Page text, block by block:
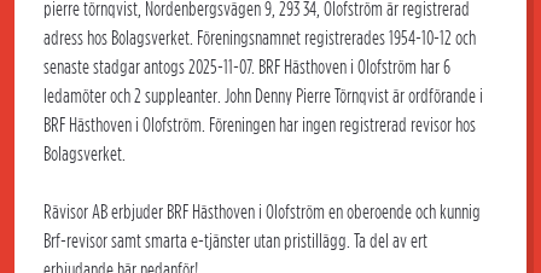
pierre törnqvist, Nordenbergsvägen 9, 293 34, Olofström är registrerad
adress hos Bolagsverket. Föreningsnamnet registrerades 1954-10-12 och
senaste stadgar antogs 2025-11-07. BRF Hästhoven i Olofström har 6
ledamöter och 2 suppleanter. John Denny Pierre Törnqvist är ordförande i
BRF Hästhoven i Olofström. Föreningen har ingen registrerad revisor hos
Bolagsverket.
Rävisor AB erbjuder BRF Hästhoven i Olofström en oberoende och kunnig
Brf-revisor samt smarta e-tjänster utan pristillägg. Ta del av ert